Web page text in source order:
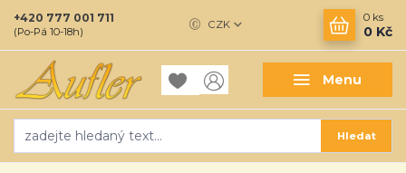
Menu
CZK
Hledat
+420 777 001 711
(Po-Pá 10-18h)
0 ks
0 Kč